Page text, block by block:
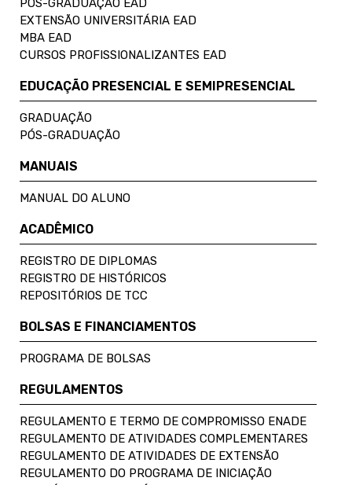
PÓS-GRADUAÇÃO EAD
EXTENSÃO UNIVERSITÁRIA EAD
MBA EAD
CURSOS PROFISSIONALIZANTES EAD
EDUCAÇÃO PRESENCIAL E SEMIPRESENCIAL
GRADUAÇÃO
PÓS-GRADUAÇÃO
MANUAIS
MANUAL DO ALUNO
ACADÊMICO
REGISTRO DE DIPLOMAS
REGISTRO DE HISTÓRICOS
REPOSITÓRIOS DE TCC
BOLSAS E FINANCIAMENTOS
PROGRAMA DE BOLSAS
REGULAMENTOS
REGULAMENTO E TERMO DE COMPROMISSO ENADE
REGULAMENTO DE ATIVIDADES COMPLEMENTARES
REGULAMENTO DE ATIVIDADES DE EXTENSÃO
REGULAMENTO DO PROGRAMA DE INICIAÇÃO